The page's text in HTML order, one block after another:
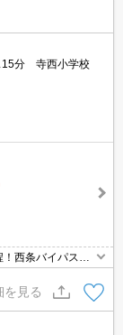
15分 寺西小学校
西条バイパスに
利♪２４時間スー
車で５分圏内にあ
リビングは広々１
インターホン付
を見る